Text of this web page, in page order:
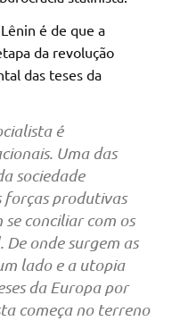
é de que a
da revolução
das teses da
é
Uma das
sociedade
forças produtivas
conciliar com os
onde surgem as
lado e a utopia
da Europa por
começa no terreno